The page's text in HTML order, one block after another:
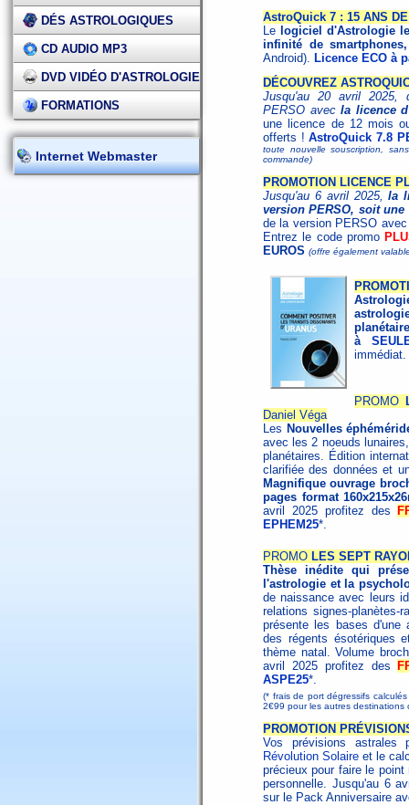
DÉS ASTROLOGIQUES
CD AUDIO MP3
DVD VIDÉO D'ASTROLOGIE
FORMATIONS
Internet Webmaster
AstroQuick 7 : 15 ANS
Le logiciel d'Astrologie
infinité de
Android). Licence ECO à
DÉCOUVREZ
Jusqu'au 20 avril 2025,
PERSO avec la licence
une licence de 12 mois
offerts !AstroQuick 7.8
toute nouvelle souscription,
commande)
PROMOTION LICENCE
Jusqu'au 6 avril 2025,la
version PERSO, soit
de la version PERSO
Entrez le code promo
EUROS (offre également
à
immédiat.
PROMO
Daniel Véga
Les Nouvelles
avec les 2 noeuds
planétaires. Édition
clarifiée des données et
Magnifique ouvrage
pages format
avril 2025 profitez des
EPHEM25*.
PROMO LES SEPT
Thèse inédite qui
l'astrologie et la
de naissance avec leurs
relations signes-planètes-
présente les bases d'une
des régents ésotériques
thème natal. Volume
avril 2025 profitez des
ASPE25*.
(* frais de port dégressifs
2€99 pour les autres destinations
PROMOTION
Vos prévisions astrales
Révolution Solaire et le
précieux pour faire le
personnelle. Jusqu'au 6
sur le Pack Anniversaire